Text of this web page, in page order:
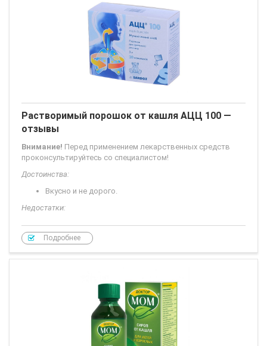
Растворимый порошок от кашля АЦЦ 100 —
отзывы
Внимание! Перед применением лекарственных средств
проконсультируйтесь со специалистом!
Достоинства:
Вкусно и не дорого.
Недостатки:
нет комментарий.
Мой ребенок в данный момент заболел у него кашель,
который уже долго не проходит. В аптеке мне
Подробнее